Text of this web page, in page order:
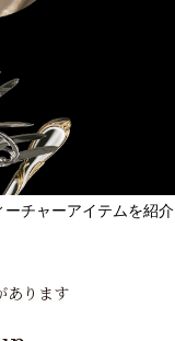
ーチャーアイテムを紹介
あります